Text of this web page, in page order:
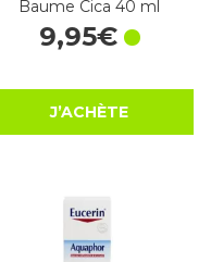
Baume Cica 40 ml
9,95€
J’ACHÈTE